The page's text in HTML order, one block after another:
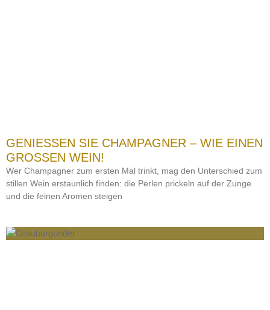
GENIESSEN SIE CHAMPAGNER – WIE EINEN G
ROSSEN WEIN!
Wer Champagner zum ersten Mal trinkt, mag den Unterschied zum
stillen Wein erstaunlich finden: die Perlen prickeln auf der Zunge
und die feinen Aromen steigen